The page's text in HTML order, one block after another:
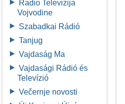
Radio Televizija
Vojvodine
Szabadkai Rádió
Tanjug
Vajdaság Ma
Vajdasági Rádió és
Televízió
Večernje novosti